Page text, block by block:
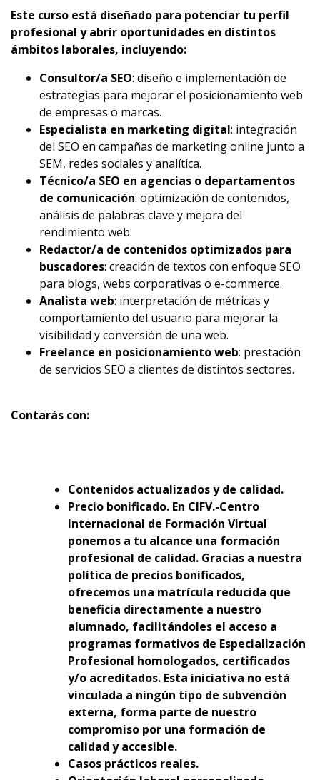
Este curso está diseñado para potenciar tu perfil
profesional y abrir oportunidades en distintos
ámbitos laborales, incluyendo:
Consultor/a SEO: diseño e implementación de
estrategias para mejorar el posicionamiento web
de empresas o marcas.
Especialista en marketing digital: integración
del SEO en campañas de marketing online junto a
SEM, redes sociales y analítica.
Técnico/a SEO en agencias o departamentos
de comunicación: optimización de contenidos,
análisis de palabras clave y mejora del
rendimiento web.
Redactor/a de contenidos optimizados para
buscadores: creación de textos con enfoque SEO
para blogs, webs corporativas o e-commerce.
Analista web: interpretación de métricas y
comportamiento del usuario para mejorar la
visibilidad y conversión de una web.
Freelance en posicionamiento web: prestación
de servicios SEO a clientes de distintos sectores.
Contarás con:
Contenidos actualizados y de calidad.
Precio bonificado. En CIFV.-Centro
Internacional de Formación Virtual
ponemos a tu alcance una formación
profesional de calidad. Gracias a nuestra
política de precios bonificados,
ofrecemos una matrícula reducida que
beneficia directamente a nuestro
alumnado, facilitándoles el acceso a
programas formativos de Especialización
Profesional homologados, certificados
y/o acreditados. Esta iniciativa no está
vinculada a ningún tipo de subvención
externa, forma parte de nuestro
compromiso por una formación de
calidad y accesible.
Casos prácticos reales.